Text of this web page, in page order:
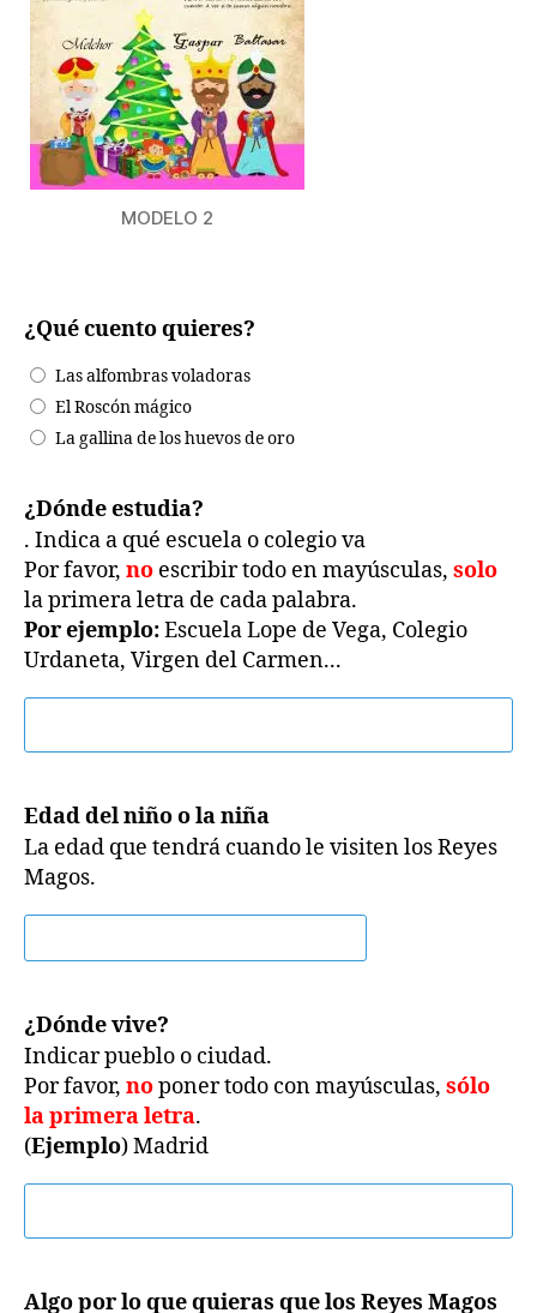
MODELO 2
¿Qué cuento quieres?
Las alfombras voladoras
El Roscón mágico
La gallina de los huevos de oro
¿Dónde estudia?
. Indica a qué escuela o colegio va
Por favor, no escribir todo en mayúsculas, solo
la primera letra de cada palabra.
Por ejemplo:Escuela Lope de Vega, Colegio
Urdaneta, Virgen del Carmen...
Edad del niño o la niña
La edad que tendrá cuando le visiten los Reyes
Magos.
¿Dónde vive?
Indicar pueblo o ciudad.
Por favor, noponer todo con mayúsculas, sólo
la primera letra.
(Ejemplo) Madrid
Algo por lo que quieras que los Reyes Magos